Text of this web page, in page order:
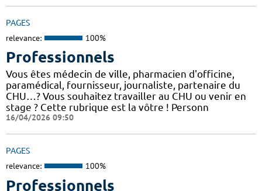
PAGES
relevance: 100%
Professionnels
Vous êtes médecin de ville, pharmacien d'officine,
paramédical, fournisseur, journaliste, partenaire du
CHU…? Vous souhaitez travailler au CHU ou venir en
stage ? Cette rubrique est la vôtre ! Personn
16/04/2026 09:50
PAGES
relevance: 100%
Professionnels